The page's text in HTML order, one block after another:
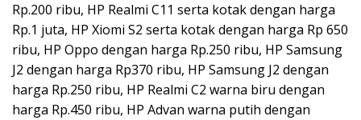
Rp.200 ribu, HP Realmi C11 serta kotak dengan harga
Rp.1 juta, HP Xiomi S2 serta kotak dengan harga Rp 650
ribu, HP Oppo dengan harga Rp.250 ribu, HP Samsung
J2 dengan harga Rp370 ribu, HP Samsung J2 dengan
harga Rp.250 ribu, HP Realmi C2 warna biru dengan
harga Rp.450 ribu, HP Advan warna putih dengan